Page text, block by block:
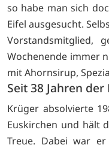
so habe man sich
Eifel ausgesucht.
Vorstandsmitglied,
Wochenende immer
mit Ahornsirup,
Seit 38 Jahren
Krüger absolvierte
Euskirchen und hält
Treue. Dabei war